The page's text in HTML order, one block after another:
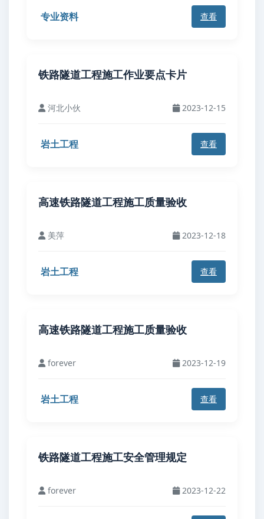
专业资料 查看
铁路隧道工程施工作业要点卡片
河北小伙 2023-12-15
岩土工程 查看
高速铁路隧道工程施工质量验收
美萍 2023-12-18
岩土工程 查看
高速铁路隧道工程施工质量验收
forever 2023-12-19
岩土工程 查看
铁路隧道工程施工安全管理规定
forever 2023-12-22